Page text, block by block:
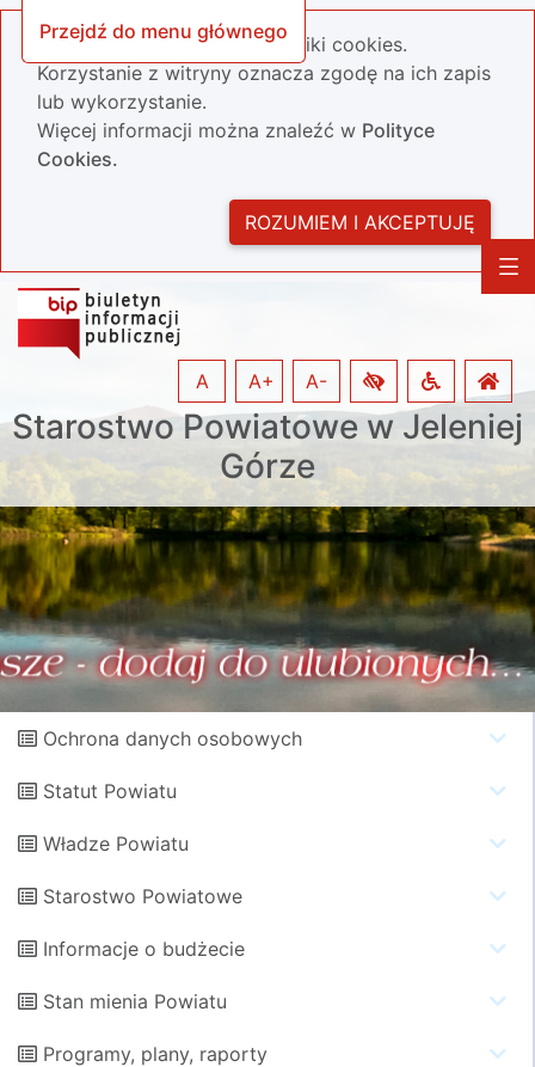
Przejdź do menu głównego
Nasza strona wykorzystuje pliki cookies.
Korzystanie z witryny oznacza zgodę na ich zapis
lub wykorzystanie.
Więcej informacji można znaleźć w Polityce
Cookies.
ROZUMIEM I AKCEPTUJĘ
Starostwo Powiatowe w Jeleniej
Górze
A A+ A-
Ochrona danych osobowych
Statut Powiatu
Władze Powiatu
Starostwo Powiatowe
Informacje o budżecie
Stan mienia Powiatu
Programy, plany, raporty